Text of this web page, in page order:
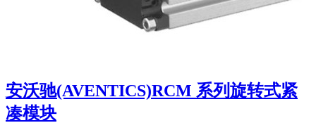
安沃驰(AVENTICS)RCM 系列旋转式紧
凑模块